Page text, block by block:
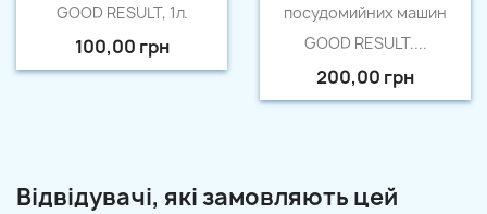
GOOD RESULT, 1л.
100,00 грн
посудомийних машин
GOOD RESULT....
200,00 грн
Відвідувачі, які замовляють цей